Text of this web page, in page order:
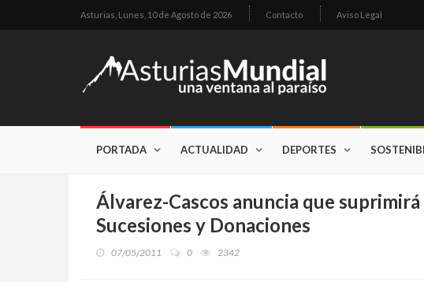
Asturias, Lunes, 10 de Agosto de 2026 Contacto Aviso Legal
PORTADA ACTUALIDAD DEPORTES
Álvarez-Cascos anuncia que
Sucesiones y Donaciones
07/05/2011 0 2342